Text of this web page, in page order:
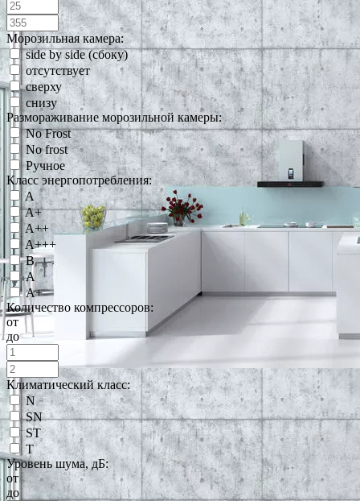
Морозильная камера:
side by side (сбоку)
отсутствует
сверху
снизу
Размораживание морозильной камеры:
No Frost
No frost
Ручное
Класс энергопотребления:
A
A+
A++
A+++
B
А
А+
Количество компрессоров:
от
до
Климатический класс:
N
SN
ST
T
Уровень шума, дБ:
от
до